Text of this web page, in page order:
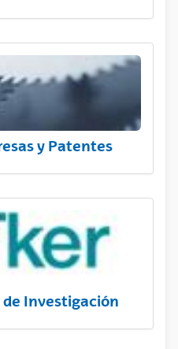
y Patentes
de Investigación